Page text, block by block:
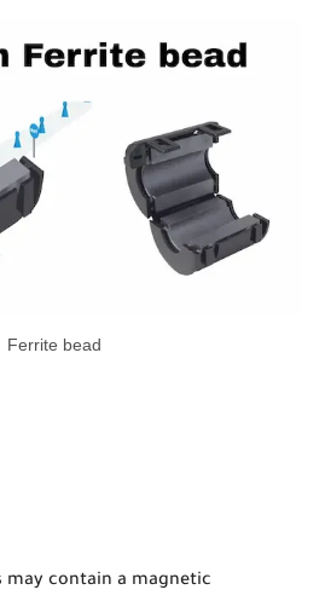
Ferrite bead
may contain a magnetic